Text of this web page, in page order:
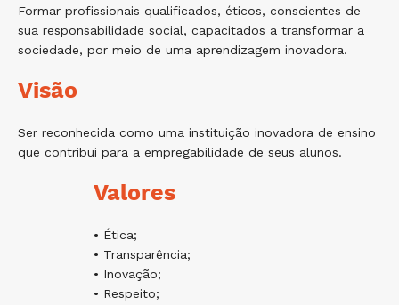
Formar profissionais qualificados, éticos, conscientes de
sua responsabilidade social, capacitados a transformar a
sociedade, por meio de uma aprendizagem inovadora.
Visão
Ser reconhecida como uma instituição inovadora de ensino
que contribui para a empregabilidade de seus alunos.
Valores
• Ética;
• Transparência;
• Inovação;
• Respeito;